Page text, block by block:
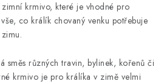
krmivo, které je vhodné pro
co králík chovaný venku potřebuje
směs různých travin, bylinek, kořenů či
krmivo je pro králíka v zimě velmi